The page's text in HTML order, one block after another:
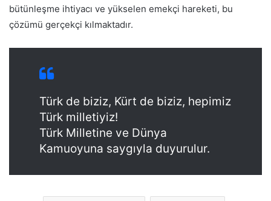
bütünleşme ihtiyacı ve yükselen emekçi hareketi, bu
çözümü gerçekçi kılmaktadır.
Türk de biziz, Kürt de biziz, hepimiz
Türk milletiyiz!
Türk Milletine ve Dünya
Kamuoyuna saygıyla duyurulur.